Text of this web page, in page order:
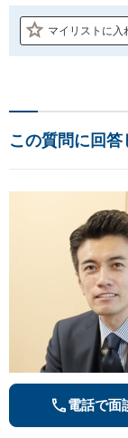
マイリストに入
この質問に回
電話で面